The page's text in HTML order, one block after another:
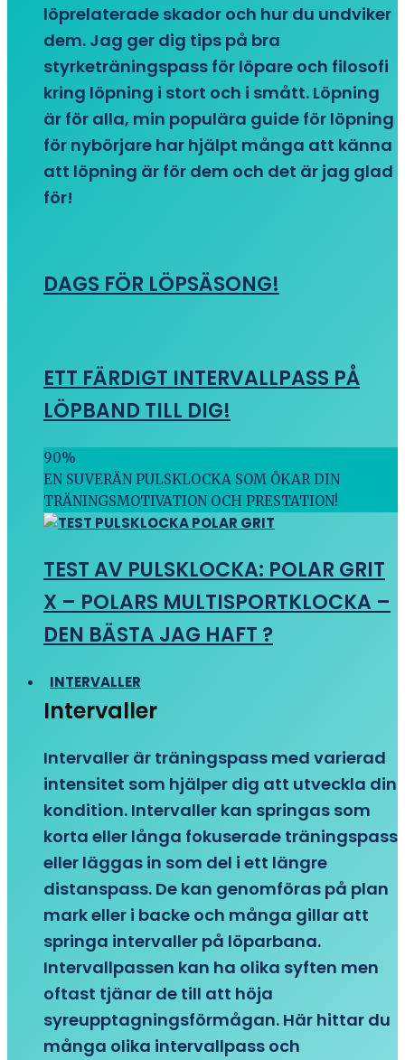
löprelaterade skador och hur du undviker
dem. Jag ger dig tips på bra
styrketräningspass för löpare och filosofi
kring löpning i stort och i smått. Löpning
är för alla, min populära guide för löpning
för nybörjare har hjälpt många att känna
att löpning är för dem och det är jag glad
för!
DAGS FÖR LÖPSÄSONG!
ETT FÄRDIGT INTERVALLPASS PÅ
LÖPBAND TILL DIG!
90%
EN SUVERÄN PULSKLOCKA SOM ÖKAR DIN
TRÄNINGSMOTIVATION OCH PRESTATION!
TEST AV PULSKLOCKA: POLAR GRIT
X – POLARS MULTISPORTKLOCKA –
DEN BÄSTA JAG HAFT ?
INTERVALLER
Intervaller
Intervaller är träningspass med varierad
intensitet som hjälper dig att utveckla din
kondition. Intervaller kan springas som
korta eller långa fokuserade träningspass
eller läggas in som del i ett längre
distanspass. De kan genomföras på plan
mark eller i backe och många gillar att
springa intervaller på löparbana.
Intervallpassen kan ha olika syften men
oftast tjänar de till att höja
syreupptagningsförmågan. Här hittar du
många olika intervallpass och